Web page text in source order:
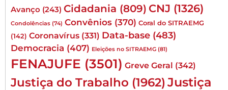
Avanço (243) Cidadania (809) CNJ (1326)
Condolências (74) Convênios (370) Coral do SITRAEMG
(142) Coronavírus (331) Data-base (483)
Democracia (407) Eleições no SITRAEMG (81)
FENAJUFE (3501) Greve Geral (342)
Justiça do Trabalho (1962) Justiça